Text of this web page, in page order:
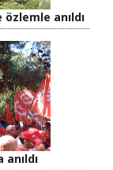
özlemle anıldı